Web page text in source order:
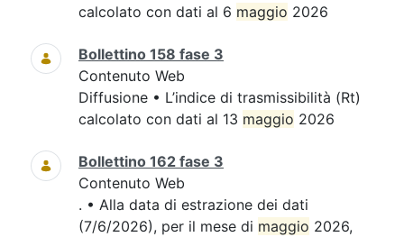
calcolato con dati al 6 maggio 2026
Bollettino 158 fase 3
Contenuto Web
Diffusione • L’indice di trasmissibilità (Rt)
calcolato con dati al 13 maggio 2026
Bollettino 162 fase 3
Contenuto Web
. • Alla data di estrazione dei dati
(7/6/2026), per il mese di maggio 2026,